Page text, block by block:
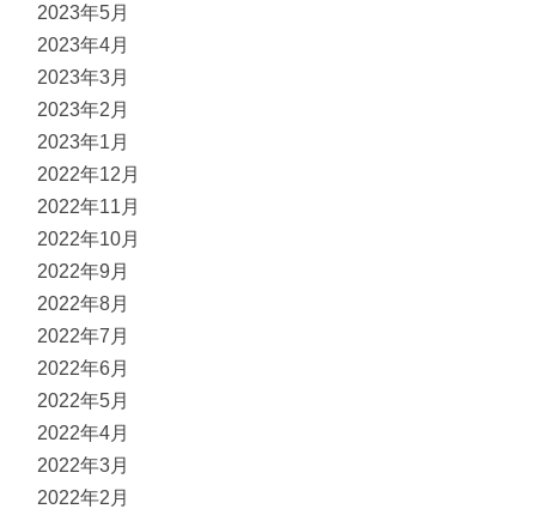
2023年5月
2023年4月
2023年3月
2023年2月
2023年1月
2022年12月
2022年11月
2022年10月
2022年9月
2022年8月
2022年7月
2022年6月
2022年5月
2022年4月
2022年3月
2022年2月